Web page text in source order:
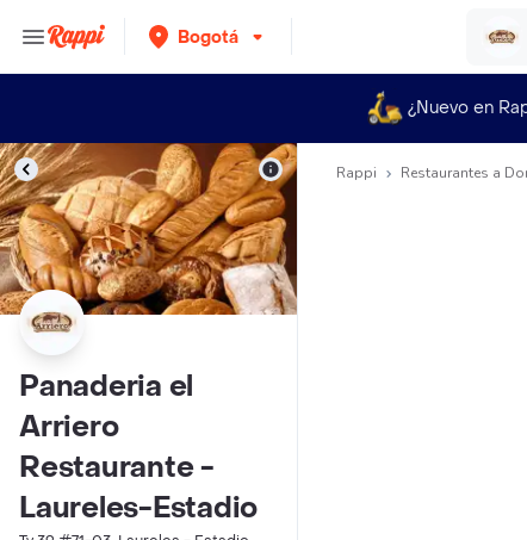
Bogotá
¿Nuevo en
Panaderia el
Arriero
Restaurante -
Laureles-Estadio
Rappi Restaurantes a